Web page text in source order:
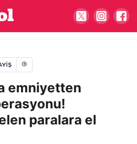
emniyetten
paralara el
suikast firarisinden